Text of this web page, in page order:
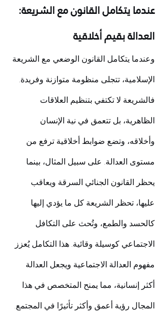
عندما يتكامل القانون مع الشريعة:
العدالة بقيم أخلاقية
وعندما يتكامل القانون الوضعي مع الشريعة
الإسلامية، تتجلى منظومة متوازنة وفريدة.
فالشريعة لا تكتفي بتنظيم العلاقات
الظاهرية، بل تتعمق في نية الإنسان
وأخلاقه، وتضع ضوابط أخلاقية ترفع من
مستوى العدالة. على سبيل المثال، بينما
يحظر القانون الجنائي السرقة ويعاقب
عليها، تحظر الشريعة كل ما يؤدي إليها
كالحسد والطمع، وتُحث على التكافل
الاجتماعي كوسيلة وقائية. هذا التكامل يُعزز
مفهوم العدالة الاجتماعية ويجعل العدالة
أكثر إنسانية، مما يمنح المتخصص في هذا
المجال رؤية أعمق وأكثر تأثيرًا في المجتمع.